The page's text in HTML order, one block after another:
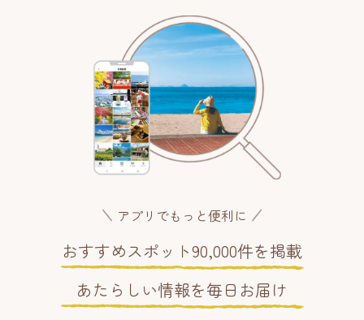
アプリでもっと便利に
おすすめスポット90,000件を掲載
あたらしい情報を毎日お届け